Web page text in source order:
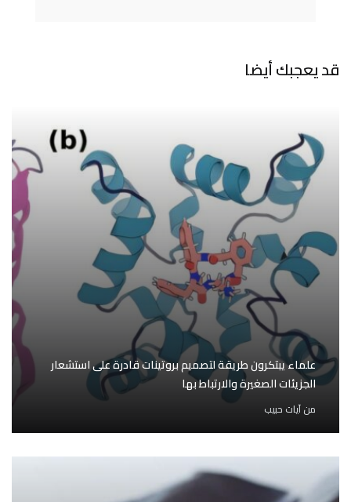
قد يعجبك أيضا
علماء يبتكرون طريقة لتصميم بروتينات قادرة على استشعار
الجزيئات الصغيرة والارتباط بها
منآيات حبيب